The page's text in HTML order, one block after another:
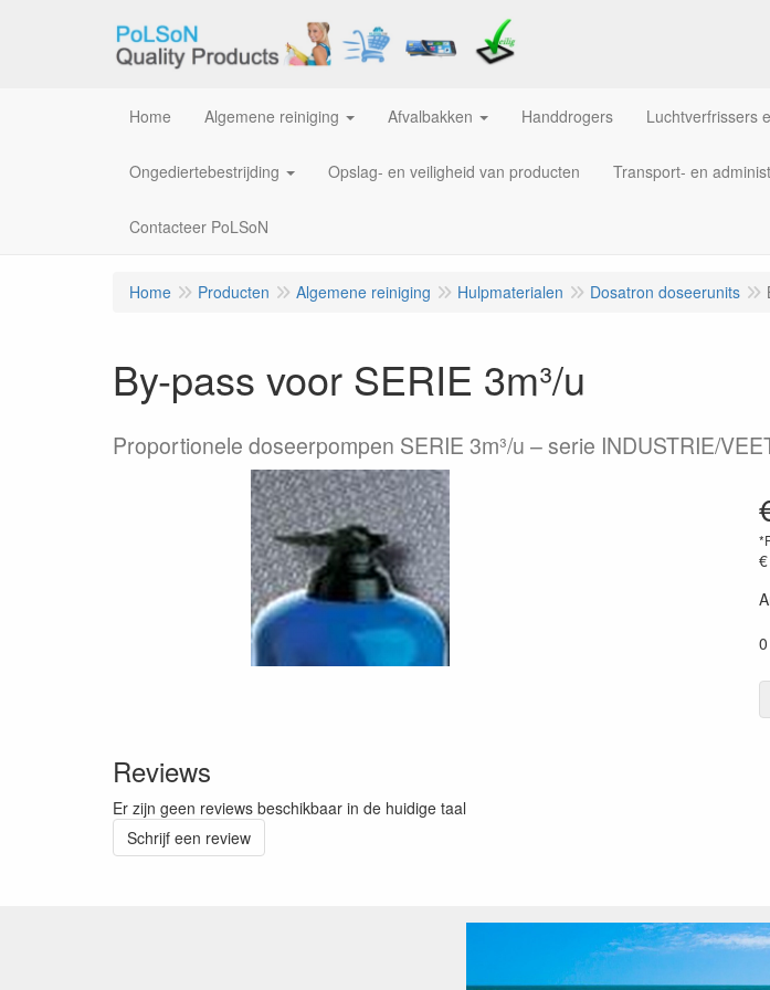
Home Algemene reiniging Afvalbakken Handdrogers Luchtverfrissers
Ongediertebestrijding Opslag- en veiligheid van producten Transport- en
Contacteer PoLSoN
Home Producten Algemene reiniging Hulpmaterialen Dosatron doseerunits
By-pass voor SERIE 3m³/u
Proportionele doseerpompen SERIE 3m³/u – serie INDUSTRIE/
Reviews
Er zijn geen reviews beschikbaar in de huidige taal
Schrijf een review